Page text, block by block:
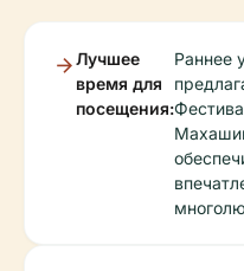
Лучшее
время для
посещения:
Раннее